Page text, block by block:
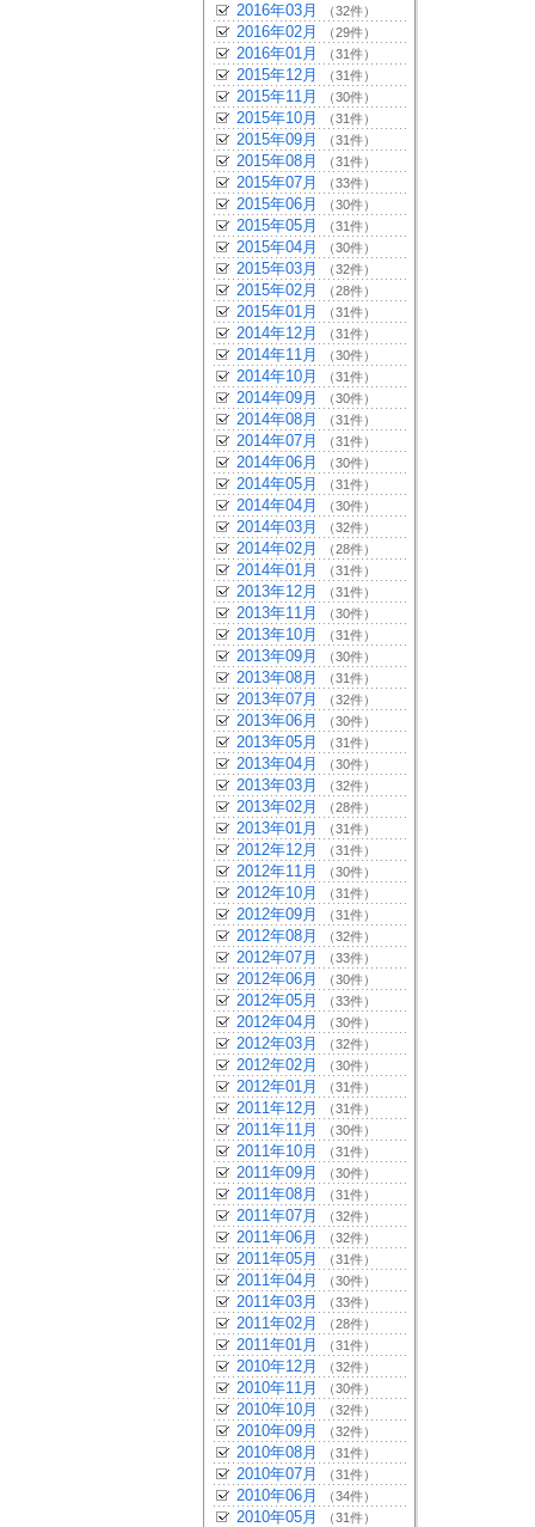
2016年03月 （32件）
2016年02月 （29件）
2016年01月 （31件）
2015年12月 （31件）
2015年11月 （30件）
2015年10月 （31件）
2015年09月 （31件）
2015年08月 （31件）
2015年07月 （33件）
2015年06月 （30件）
2015年05月 （31件）
2015年04月 （30件）
2015年03月 （32件）
2015年02月 （28件）
2015年01月 （31件）
2014年12月 （31件）
2014年11月 （30件）
2014年10月 （31件）
2014年09月 （30件）
2014年08月 （31件）
2014年07月 （31件）
2014年06月 （30件）
2014年05月 （31件）
2014年04月 （30件）
2014年03月 （32件）
2014年02月 （28件）
2014年01月 （31件）
2013年12月 （31件）
2013年11月 （30件）
2013年10月 （31件）
2013年09月 （30件）
2013年08月 （31件）
2013年07月 （32件）
2013年06月 （30件）
2013年05月 （31件）
2013年04月 （30件）
2013年03月 （32件）
2013年02月 （28件）
2013年01月 （31件）
2012年12月 （31件）
2012年11月 （30件）
2012年10月 （31件）
2012年09月 （31件）
2012年08月 （32件）
2012年07月 （33件）
2012年06月 （30件）
2012年05月 （33件）
2012年04月 （30件）
2012年03月 （32件）
2012年02月 （30件）
2012年01月 （31件）
2011年12月 （31件）
2011年11月 （30件）
2011年10月 （31件）
2011年09月 （30件）
2011年08月 （31件）
2011年07月 （32件）
2011年06月 （32件）
2011年05月 （31件）
2011年04月 （30件）
2011年03月 （33件）
2011年02月 （28件）
2011年01月 （31件）
2010年12月 （32件）
2010年11月 （30件）
2010年10月 （32件）
2010年09月 （32件）
2010年08月 （31件）
2010年07月 （31件）
2010年06月 （34件）
2010年05月 （31件）